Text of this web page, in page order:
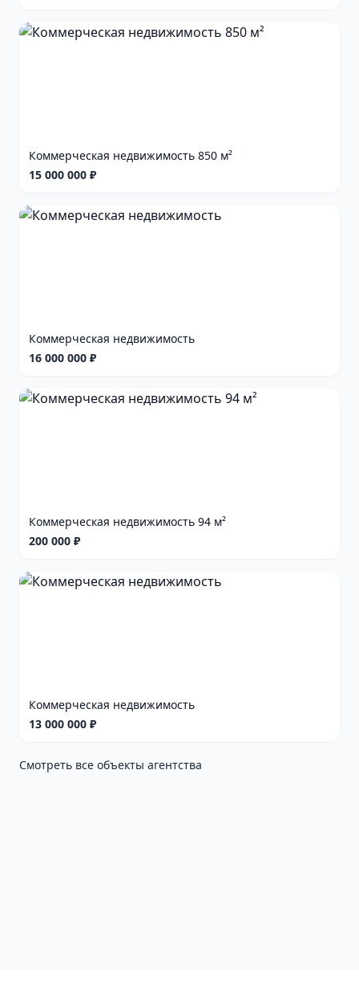
Коммерческая недвижимость 850 м²
15 000 000 ₽
Коммерческая недвижимость
16 000 000 ₽
Коммерческая недвижимость 94 м²
200 000 ₽
Коммерческая недвижимость
13 000 000 ₽
Смотреть все объекты агентства